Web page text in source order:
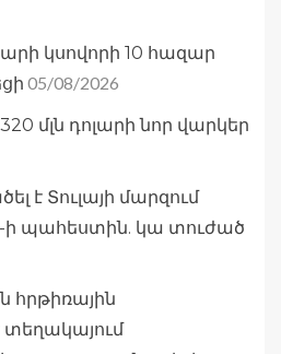
կսովորի 10 հազար
05/08/2026
մլն դոլարի նոր վարկեր
է Տուլայի մարզում
ի պահեստին. կա տուժած
հրթիռային